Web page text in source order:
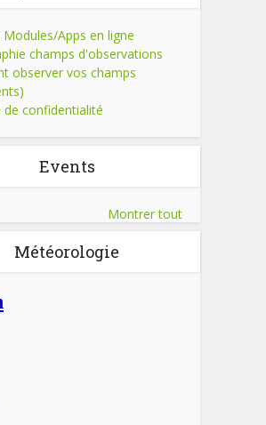
Modules/Apps en ligne
champs d'observations
observer vos champs
de confidentialité
Events
Montrer tout
Météorologie